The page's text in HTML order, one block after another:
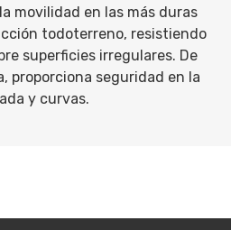
movilidad en las más duras
todoterreno, resistiendo
superficies irregulares. De
proporciona seguridad en la
y curvas.